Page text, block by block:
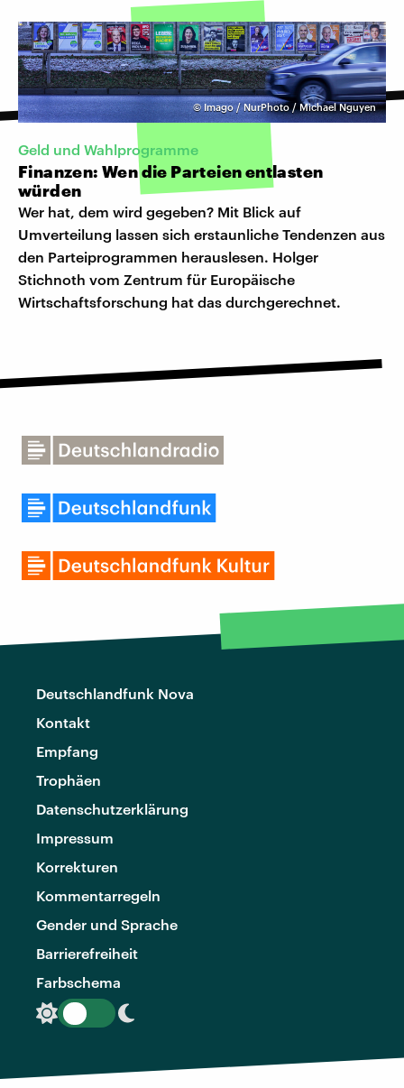
©Imago / NurPhoto / Michael Nguyen
Geld und Wahlprogramme
Finanzen: Wen die Parteien entlasten
würden
Wer hat, dem wird gegeben? Mit Blick auf
Umverteilung lassen sich erstaunliche Tendenzen aus
den Parteiprogrammen herauslesen. Holger
Stichnoth vom Zentrum für Europäische
Wirtschaftsforschung hat das durchgerechnet.
Deutschlandfunk Nova
Kontakt
Empfang
Trophäen
Datenschutzerklärung
Impressum
Korrekturen
Kommentarregeln
Gender und Sprache
Barrierefreiheit
Farbschema